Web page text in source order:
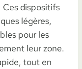
Ces dispositifs
légères,
pour les
leur zone.
tout en